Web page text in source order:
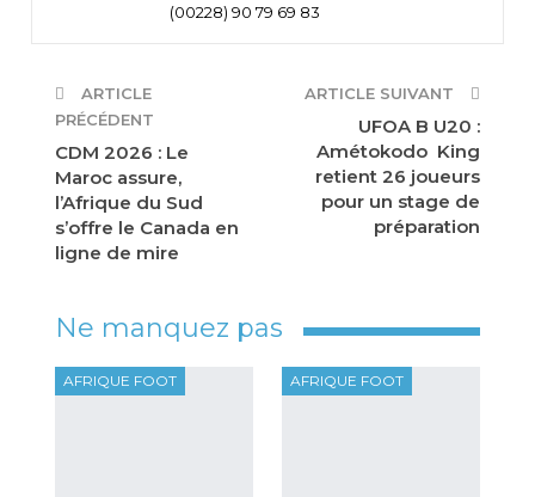
(00228) 90 79 69 83
ARTICLE
PRÉCÉDENT
CDM 2026 : Le
Maroc assure,
l’Afrique du Sud
s’offre le Canada en
ligne de mire
ARTICLE SUIVANT
UFOA B U20 :
Amétokodo King
retient 26 joueurs
pour un stage de
préparation
Ne manquez pas
AFRIQUE FOOT AFRIQUE FOOT